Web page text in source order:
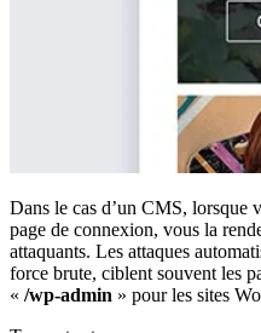
Dans le cas d’un CMS, lorsque
page de connexion, vous la
attaquants. Les attaques
force brute, ciblent souvent les
« /wp-admin » pour les sites